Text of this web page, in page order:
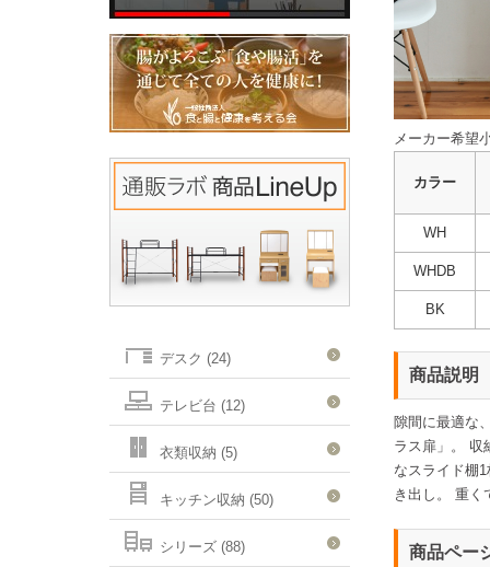
メーカー希望
カラー
WH
WHDB
BK
商品説明
隙間に最適な
ラス扉」。 収
なスライド棚
き出し。 重く
商品ペー
デスク (24)
テレビ台 (12)
衣類収納 (5)
キッチン収納 (50)
シリーズ (88)